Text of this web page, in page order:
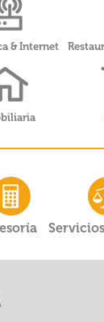
& Internet